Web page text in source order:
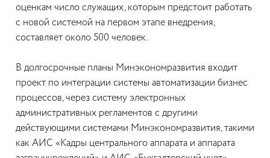
оценкам число служащих, которым предстоит работать
с новой системой на первом этапе внедрения,
составляет около 500 человек.
В долгосрочные планы Минэкономразвития входит
проект по интеграции системы автоматизации бизнес
процессов, через систему электронных
административных регламентов с другими
действующими системами Минэкономразвития, такими
как АИС «Кадры центрального аппарата и аппарата